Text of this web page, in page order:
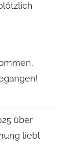
über
liebt